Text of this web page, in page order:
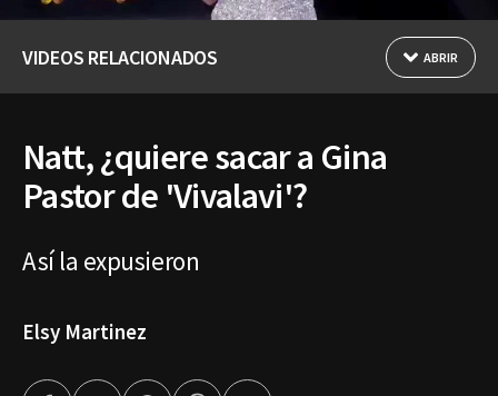
VIDEOS RELACIONADOS ABRIR
Natt, ¿quiere sacar a Gina
Pastor de 'Vivalavi'?
Así la expusieron
Elsy Martinez